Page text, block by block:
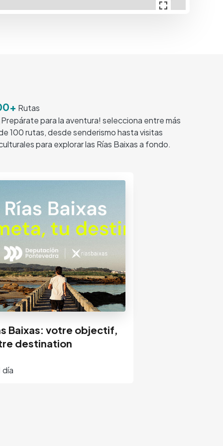
Rutas
para la aventura! selecciona entre más
100 rutas, desde senderismo hasta visitas
para explorar las Rías Baixas a fondo.
Baixas: votre objectif,
destination
día